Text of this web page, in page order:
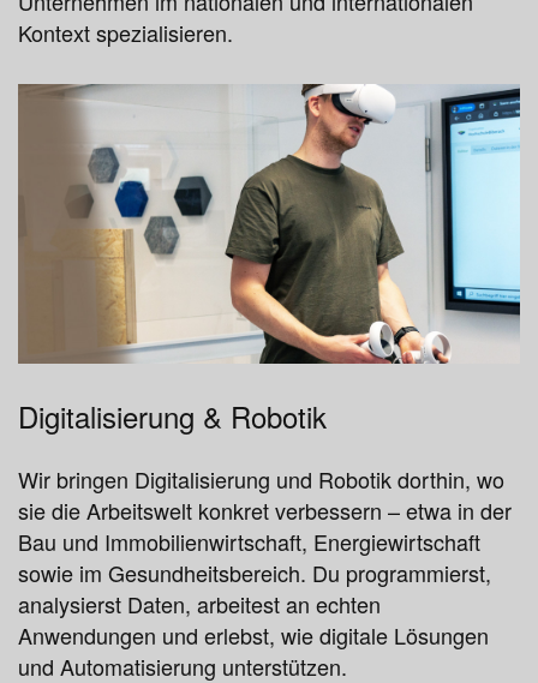
Kontext spezialisieren.
Digitalisierung & Robotik
Wir bringen Digitalisierung und Robotik dorthin, wo
sie die Arbeitswelt konkret verbessern – etwa in der
Bau und Immobilienwirtschaft, Energiewirtschaft
sowie im Gesundheitsbereich. Du programmierst,
analysierst Daten, arbeitest an echten
Anwendungen und erlebst, wie digitale Lösungen
und Automatisierung unterstützen.